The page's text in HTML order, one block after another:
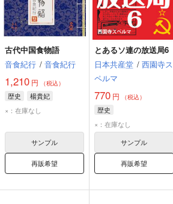
古代中国食物語
音食紀行 / 音食紀行
1,210 円 （税込）
歴史
楊貴妃
×：在庫なし
サンプル
再販希望
とあるソ連の放送局6
日本共産堂 / 西園寺ス
ペルマ
770 円 （税込）
歴史
×：在庫なし
サンプル
再販希望